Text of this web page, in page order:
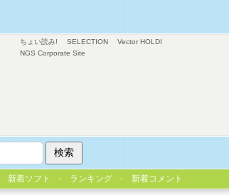
ちょい読み! SELECTION
Vector HOLDI
NGS Corporate Site
新着ソフト ランキング 新着コメント